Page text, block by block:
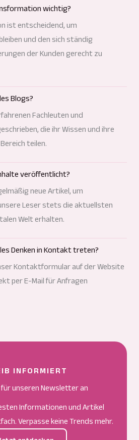
wichtig?
ist entscheidend, um
und den sich ständig
der Kunden gerecht zu
Blogs?
Fachleuten und
die ihr Wissen und ihre
teilen.
veröffentlicht?
neue Artikel, um
Leser stets die aktuellsten
Welt erhalten.
Denken in Kontakt treten?
Kontaktformular auf der Website
per E-Mail für Anfragen
INFORMIERT
für unseren Newsletter an
Informationen und Artikel
Verpasse keine Trends mehr.